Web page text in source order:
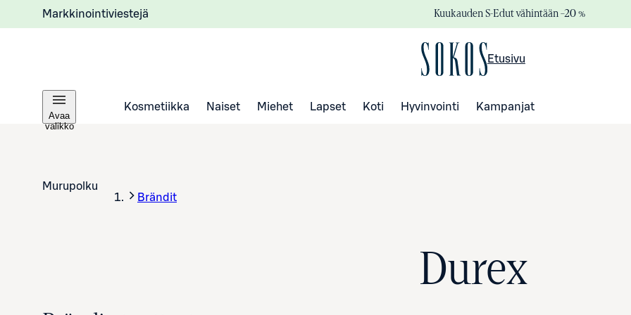
Markkinointiviestejä Kuukauden S-Edut vähintään –20 %
Etusivu
Avaa
valikko
Kosmetiikka Naiset Miehet Lapset Koti Hyvinvointi Kampanjat
Murupolku
Brändit
Durex